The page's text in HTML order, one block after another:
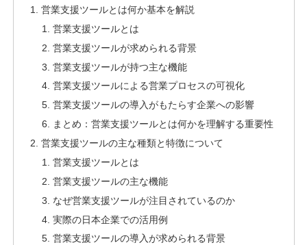
営業支援ツールとは何か基本を解説
営業支援ツールとは
営業支援ツールが求められる背景
営業支援ツールが持つ主な機能
営業支援ツールによる営業プロセスの可視化
営業支援ツールの導入がもたらす企業への影響
まとめ：営業支援ツールとは何かを理解する重要性
営業支援ツールの主な種類と特徴について
営業支援ツールとは
営業支援ツールの主な機能
なぜ営業支援ツールが注目されているのか
実際の日本企業での活用例
営業支援ツールの導入が求められる背景